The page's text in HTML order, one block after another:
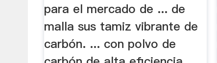
para el mercado de ... de
malla sus tamiz vibrante de
carbón. ... con polvo de